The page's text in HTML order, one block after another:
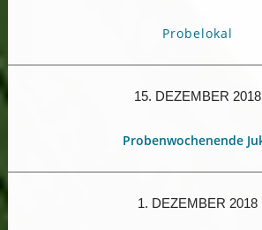
Probelokal
15. DEZEMBER 2018
Probenwochenende
1. DEZEMBER 2018